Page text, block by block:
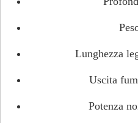
Lunghezza
Uscita
Potenza